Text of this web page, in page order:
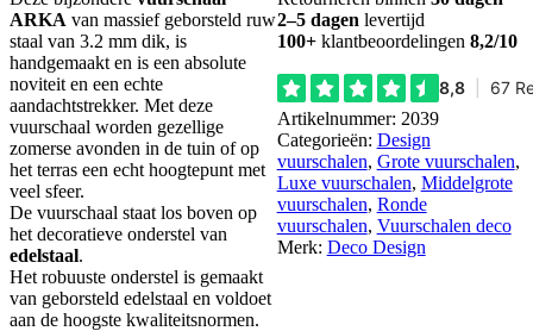
2–5 dagen levertijd
100+klantbeoordelingen 8,2/10
Artikelnummer: 2039
Categorieën: Design
vuurschalen, Grote vuurschalen,
Luxe vuurschalen, Middelgrote
vuurschalen, Ronde
vuurschalen, Vuurschalen deco
Merk: Deco Design
ARKA van massief geborsteld ruw
staal van 3.2 mm dik, is
handgemaakt en is een absolute
noviteit en een echte
aandachtstrekker. Met deze
vuurschaal worden gezellige
zomerse avonden in de tuin of op
het terras een echt hoogtepunt met
veel sfeer.
De vuurschaal staat los boven op
het decoratieve onderstel van
edelstaal.
Het robuuste onderstel is gemaakt
van geborsteld edelstaal en voldoet
aan de hoogste kwaliteitsnormen.